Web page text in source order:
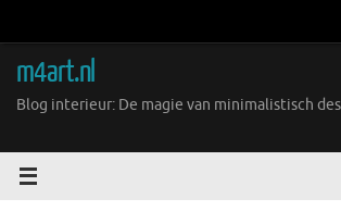
inhoud
m4art.nl
Blog interieur: De magie van minimalistisch